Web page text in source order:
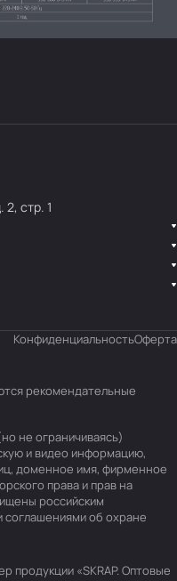
стр. 1
КонфиденциальностьОферта
рекомендательные
не ограничиваясь)
и видео информацию,
доменное имя, фирменное
права и прав на
российским
об охране
«SKRAP. Оптовые